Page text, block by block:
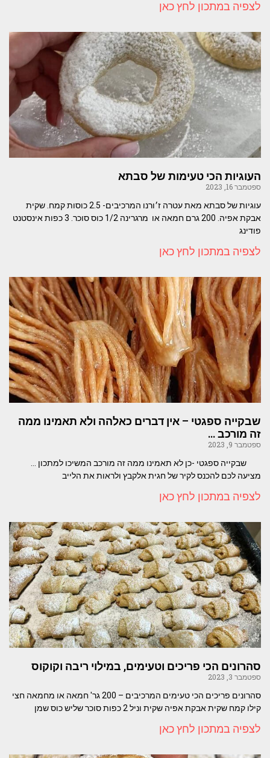
לצפיה במתכון לחץ כאן
העוגיות הכי טעימות של סבתא
ספטמבר 16, 2023
עוגיות של סבתא מאת עטרה ז׳ורנו המרכיבים- 2.5 כוסות קמח. שקית
אבקת אפיה. 200 גרם חמאה או מרגרינה 1/2 כוס סוכר. 3 כפות אינסטנט
פודינג
לצפיה במתכון לחץ כאן
שבקייה ספגטי – אין דברים כאלהה ולא תאמינו ממה
זה מורכב …
ספטמבר 9, 2023
שבקייה ספגטי -כן לא תאמינו ממה זה מורכב המשיכו למתכון …
מציעה לכם להכנס לקיר של חגית אלקבץ ולראות את הלייב
לצפיה במתכון לחץ כאן
סהרונים הכי פריכים וטעימים, במילוי ריבה וקוקוס
ספטמבר 3, 2023
סהרונים פריכים הכי טעימים המרכיבים – 200 גר' חמאה או מחמאה חצי
קילו קמח שקית אבקת אפיה שקית וניל 2 כפות סוכר שליש כוס שמן
לצפיה במתכון לחץ כאן